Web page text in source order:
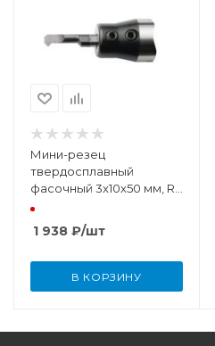
Мини-резец
твердосплавный
фасочный 3x10x50 мм, R
0,2
1 938 ₽/шт
В КОРЗИНУ